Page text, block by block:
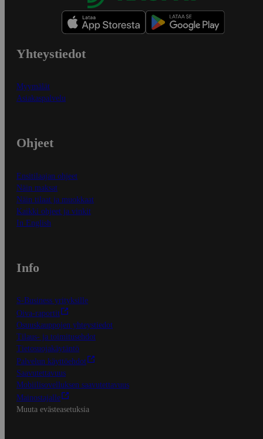
Yhteystiedot
Myymälät
Asiakaspalvelu
Ohjeet
Ensitilaajan ohjeet
Näin maksat
Näin tilaat ja muokkaat
Kaikki ohjeet ja vinkit
In English
Info
S-Business yrityksille
Oiva-raportit
Osuuskauppojen yhteystiedot
Tilaus- ja toimitusehdot
Tietosuojakäytäntö
Palvelun käyttöehdot
Saavutettavuus
Mobiilisovelluksen saavutettavuus
Mainostajalle
Muuta evästeasetuksia